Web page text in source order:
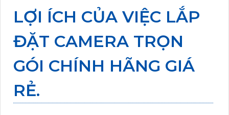
LỢI ÍCH CỦA VIỆC LẮP
ĐẶT CAMERA TRỌN
GÓI CHÍNH HÃNG GIÁ
RẺ.